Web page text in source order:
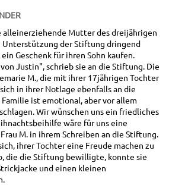
alleinerziehende Mutter des dreijährigen
Unterstützung der Stiftung dringend
Geschenk für ihren Sohn kaufen.
Justin", schrieb sie an die Stiftung. Die
M., die mit ihrer 17jährigen Tochter
in ihrer Notlage ebenfalls an die
ist emotional, aber vor allem
Wir wünschen uns ein friedliches
wäre für uns eine
M. in ihrem Schreiben an die Stiftung.
ihrer Tochter eine Freude machen zu
die die Stiftung bewilligte, konnte sie
und einen kleinen